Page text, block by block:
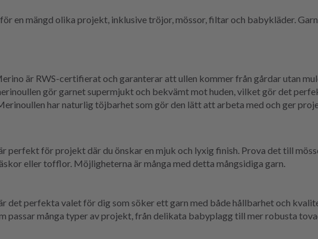
en mängd olika projekt, inklusive tröjor, mössor, filtar och babykläder.
är RWS-certifierat och garanterar att ullen kommer från gårdar utan
gör garnet supermjukt och bekvämt mot huden, vilket gör det
har naturlig töjbarhet som gör den lätt att arbeta med och ger
perfekt för projekt där du önskar en mjuk och lyxig finish. Prova det till
eller tofflor. Möjligheterna är många med detta mångsidiga garn.
det perfekta valet för dig som söker ett garn med både hållbarhet och
passar många typer av projekt, från delikata babyplagg till mer robusta